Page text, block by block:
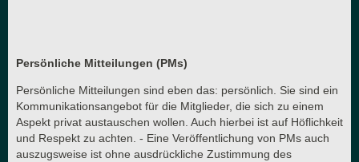
Persönliche Mitteilungen (PMs)
Persönliche Mitteilungen sind eben das: persönlich. Sie sind ein
Kommunikationsangebot für die Mitglieder, die sich zu einem
Aspekt privat austauschen wollen. Auch hierbei ist auf Höflichkeit
und Respekt zu achten. - Eine Veröffentlichung von PMs auch
auszugsweise ist ohne ausdrückliche Zustimmung des